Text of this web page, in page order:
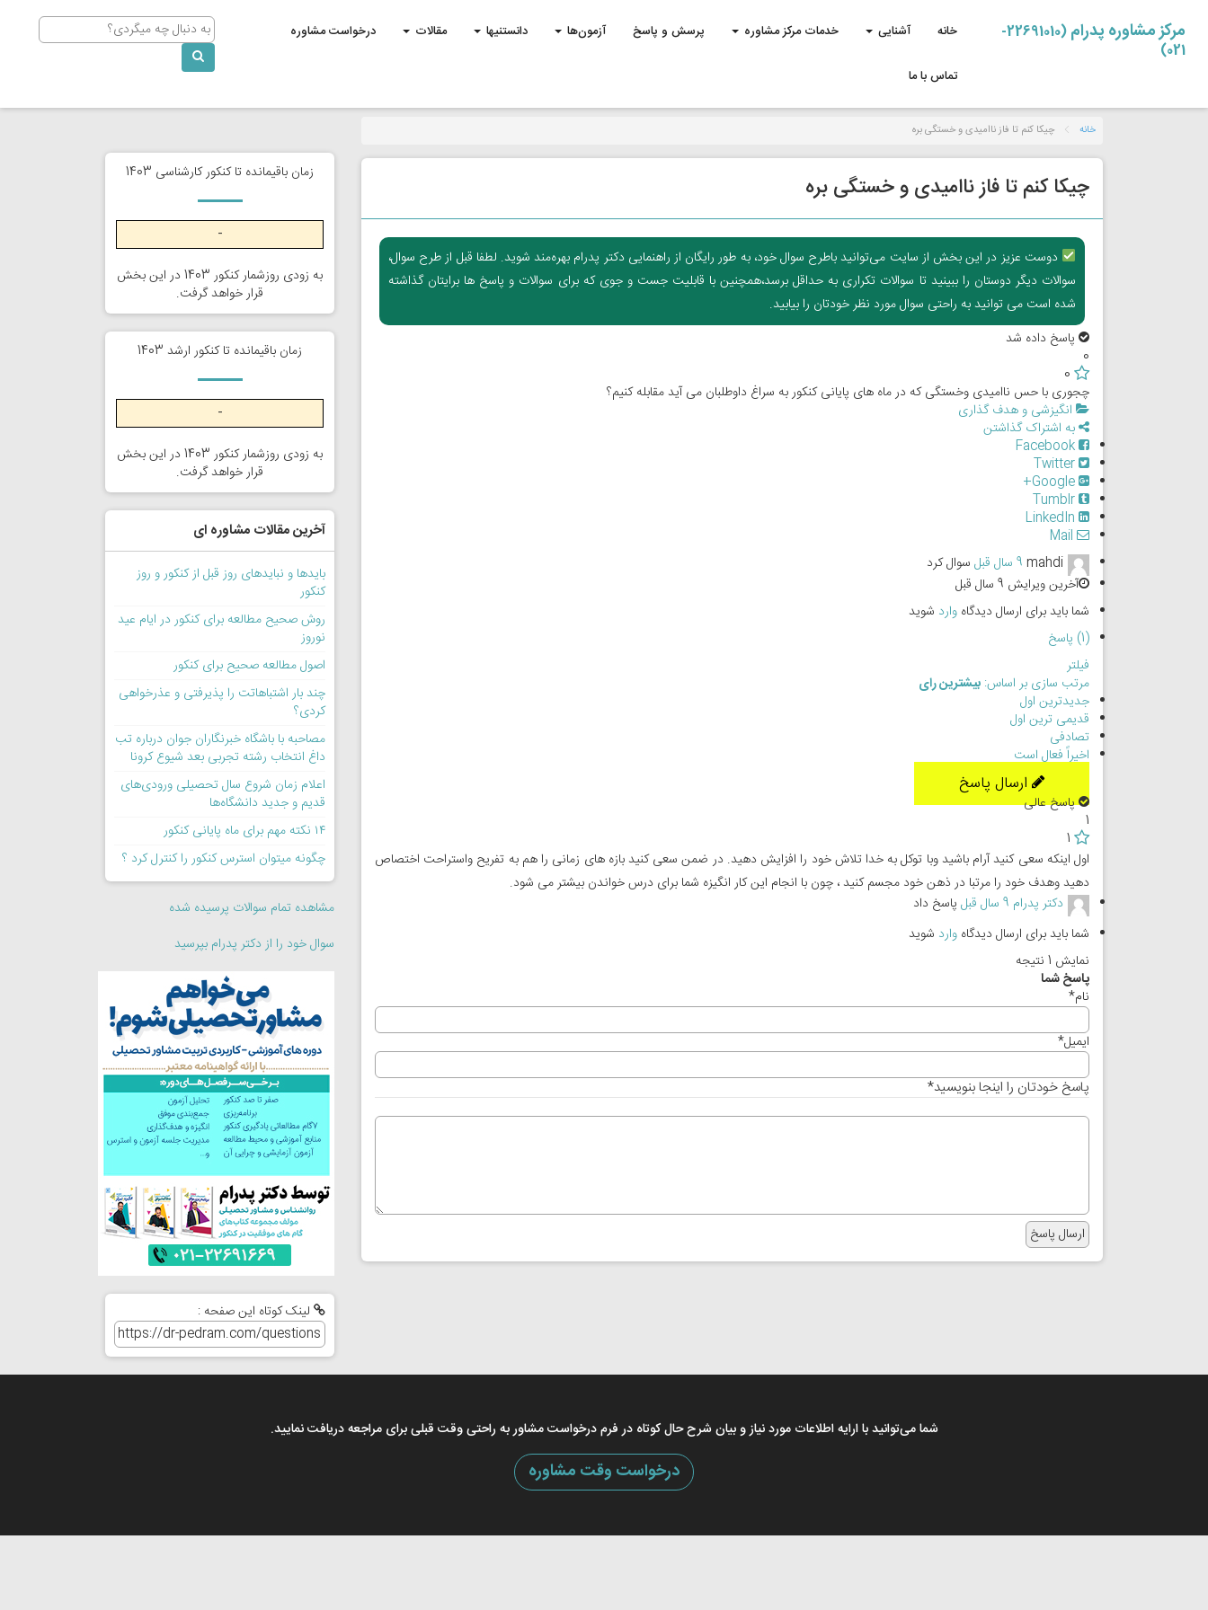
مرکز مشاوره پدرام
(22691010-
021)
خانه آشنایی خدمات مرکز مشاوره پرسش و پاسخ آزمون‌ها دانستنیها مقالات درخواست مشاوره
تماس با ما
Search
خانه چیکا کنم تا فاز ناامیدی و خستگی بره
چیکا کنم تا فاز ناامیدی و خستگی بره
دوست عزیز در این بخش از سایت می‌توانید باطرح سوال خود، به طور رایگان از راهنمایی دکتر پدرام بهره‌مند شوید. لطفا قبل از طرح سوال،
سوالات دیگر دوستان را ببینید تا سوالات تکراری به حداقل برسد،همچنین با قابلیت جست و جوی که برای سوالات و پاسخ ها برایتان گذاشته
شده است می توانید به راحتی سوال مورد نظر خودتان را بیابید.
پاسخ داده شد
0
0
چجوری با حس ناامیدی وخستگی که در ماه های پایانی کنکور به سراغ داوطلبان می آید مقابله کنیم؟
انگیزشی و هدف گذاری
به اشتراک گذاشتن
mahdi 9 سال قبل
سوال کرد
آخرین ویرایش 9 سال قبل
شما باید برای ارسال دیدگاه وارد شوید
(1) پاسخ
فیلتر
مرتب سازی بر اساس: بیشترین رای
جدیدترین اول
قدیمی ترین اول
تصادفی
اخیراً فعال است
ارسال پاسخ
پاسخ عالی
1
1
اول اینکه سعی کنید آرام باشید وبا توکل به خدا تلاش خود را افزایش دهید. در ضمن سعی کنید بازه های زمانی را هم به تفریح واستراحت اختصاص
دهید وهدف خود را مرتبا در ذهن خود مجسم کنید ، چون با انجام این کار انگیزه شما برای درس خواندن بیشتر می شود.
دکتر پدرام 9 سال قبل
پاسخ داد
شما باید برای ارسال دیدگاه وارد شوید
نمایش 1 نتیجه
پاسخ شما
نام*
ایمیل*
پاسخ خودتان را اینجا بنویسید*
زمان باقیمانده تا کنکور کارشناسی 1403
-
به زودی روزشمار کنکور 1403 در این بخش
قرار خواهد گرفت.
زمان باقیمانده تا کنکور ارشد 1403
-
به زودی روزشمار کنکور 1403 در این بخش
قرار خواهد گرفت.
آخرین مقالات مشاوره ای
بایدها و نبایدهای روز قبل از کنکور و روز
کنکور
روش صحیح مطالعه برای کنکور در ایام عید
نوروز
اصول مطالعه صحیح برای کنکور
چند بار اشتباهاتت را پذیرفتی و عذرخواهی
کردی؟
مصاحبه با باشگاه خبرنگاران جوان درباره تب
داغ انتخاب رشته تجربی بعد شیوع کرونا
اعلام زمان شروع سال تحصیلی ورودی‌های
قدیم و جدید دانشگاه‌ها
۱۴ نکته مهم برای ماه پایانی کنکور
چگونه میتوان استرس کنکور را کنترل کرد ؟
مشاهده تمام سوالات پرسیده شده
سوال خود را از دکتر پدرام بپرسید
لینک کوتاه این صفحه :
شما می‌توانید با ارایه اطلاعات مورد نیاز و بیان شرح حال کوتاه در فرم درخواست مشاور به راحتی وقت قبلی برای مراجعه دریافت نمایید.
درخواست وقت مشاوره